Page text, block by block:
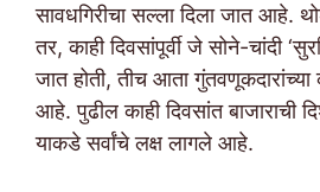
सावधगिरीचा सल्ला दिला जात आहे.
तर, काही दिवसांपूर्वी जे सोने-चांदी
जात होती, तीच आता
आहे. पुढील काही दिवसांत बाजाराची
याकडे सर्वांचे लक्ष लागले आहे.